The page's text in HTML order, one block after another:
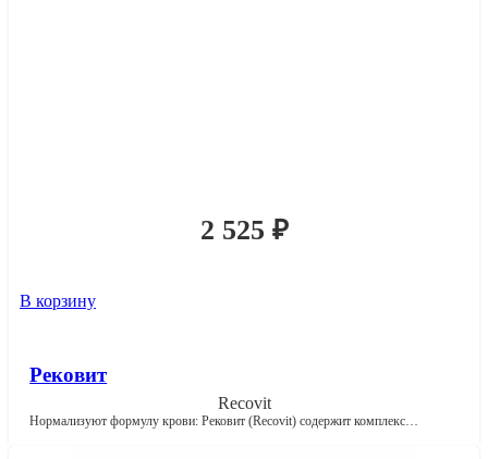
2 525 ₽
В корзину
Рековит
Recovit
Нормализуют формулу крови: Рековит (Recovit) содержит комплекс…